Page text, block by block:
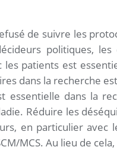
de suivre les
politiques,
patients est
dans la recherche
essentielle dans la
Réduire les
en particulier avec
MCS. Au lieu de